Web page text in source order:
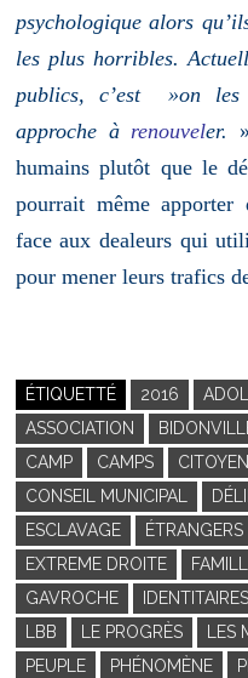
psychologique alors
les plus horribles.
publics, c’est »on
approche àrenouveler.
humains plutôt que le
pourrait même apporter
face aux dealeurs qui
pour mener leurs trafics
ÉTIQUETTÉ 2016
ASSOCIATION
CAMP
CAMPS CITOYEN
CONSEIL MUNICIPAL
ESCLAVAGE
ÉTRANGERS
EXTREME DROITE
GAVROCHE
IDENTITAIRES
LBB
LE PROGRÈS LES
PEUPLE
PHÉNOMÈNE